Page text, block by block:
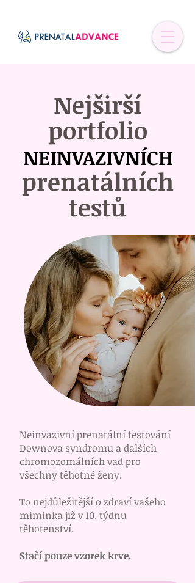
Nejširší
portfolio
prenatálních
testů
NEINVAZIVNÍCH
NEINVAZIVNÍCH
Neinvazivní prenatální testování
Downova syndromu a dalších
chromozomálních vad pro
všechny těhotné ženy.
To nejdůležitější o zdraví vašeho
miminka již v 10. týdnu
těhotenství.
Stačí pouze vzorek krve.